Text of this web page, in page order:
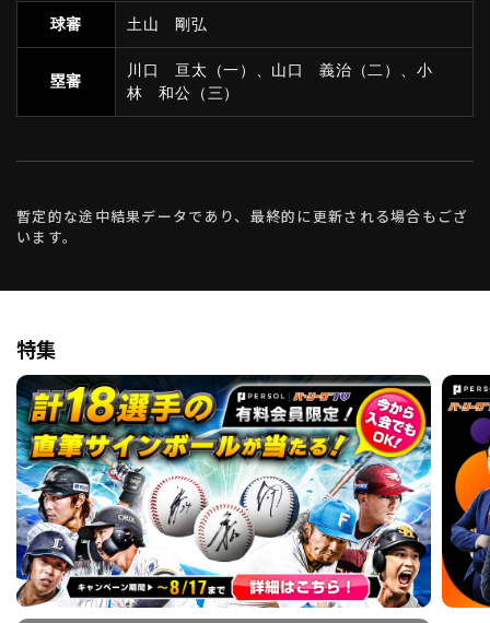
球審 土山 剛弘
塁審
川口 亘太（一）、山口 義治（二）、小
林 和公（三）
暫定的な途中結果データであり、最終的に更新される場合もござ
います。
特集